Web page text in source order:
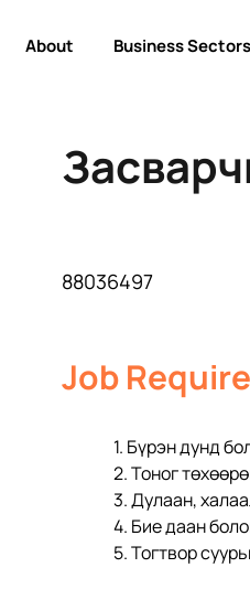
About Business Sectors
88036497
Job
1. Бүрэн
2. Тоног
3. Дулаан,
4. Бие даан
5. Тогтвор